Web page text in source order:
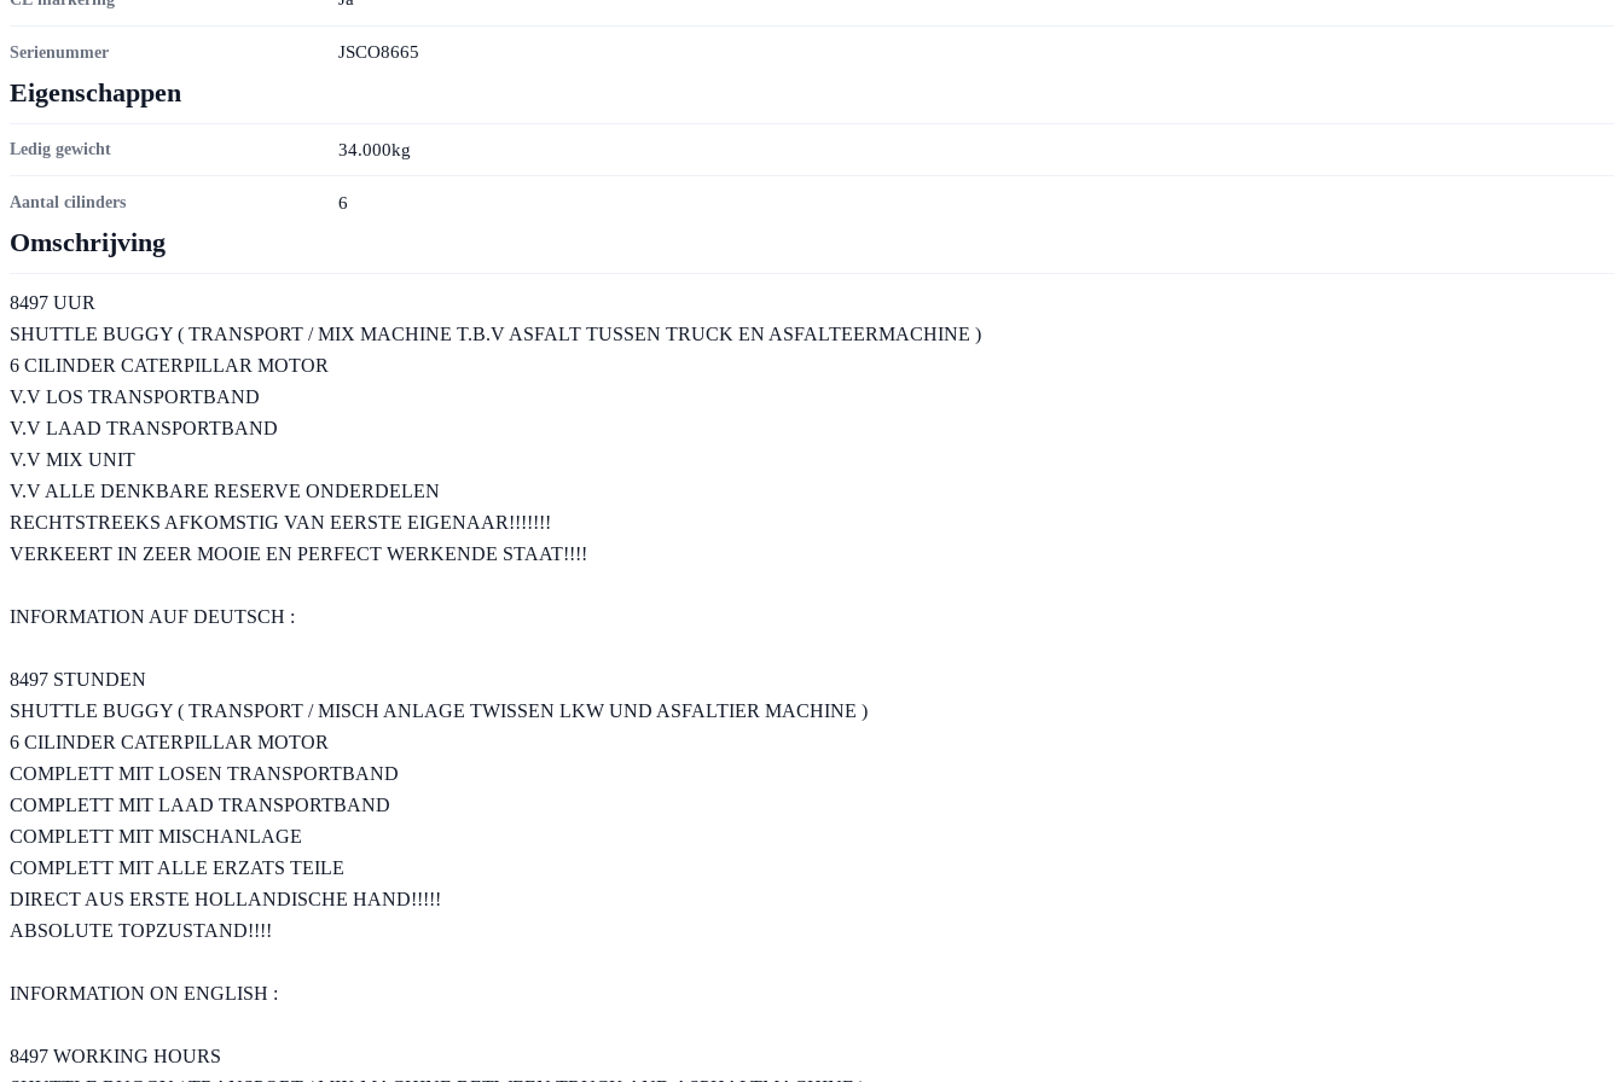
Serienummer JSCO8665
Eigenschappen
Ledig gewicht 34.000kg
Aantal cilinders 6
Omschrijving
8497 UUR
SHUTTLE BUGGY ( TRANSPORT / MIX MACHINE T.B.V ASFALT TUSSEN TRUCK EN ASFALTEERMACHINE )
6 CILINDER CATERPILLAR MOTOR
V.V LOS TRANSPORTBAND
V.V LAAD TRANSPORTBAND
V.V MIX UNIT
V.V ALLE DENKBARE RESERVE ONDERDELEN
RECHTSTREEKS AFKOMSTIG VAN EERSTE EIGENAAR!!!!!!!
VERKEERT IN ZEER MOOIE EN PERFECT WERKENDE STAAT!!!!
INFORMATION AUF DEUTSCH :
8497 STUNDEN
SHUTTLE BUGGY ( TRANSPORT / MISCH ANLAGE TWISSEN LKW UND ASFALTIER MACHINE )
6 CILINDER CATERPILLAR MOTOR
COMPLETT MIT LOSEN TRANSPORTBAND
COMPLETT MIT LAAD TRANSPORTBAND
COMPLETT MIT MISCHANLAGE
COMPLETT MIT ALLE ERZATS TEILE
DIRECT AUS ERSTE HOLLANDISCHE HAND!!!!!
ABSOLUTE TOPZUSTAND!!!!
INFORMATION ON ENGLISH :
8497 WORKING HOURS